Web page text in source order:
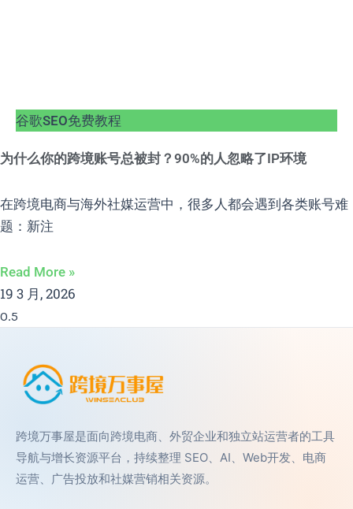
谷歌SEO免费教程
为什么你的跨境账号总被封？90%的人忽略了IP环境
在跨境电商与海外社媒运营中，很多人都会遇到各类账号难
题：新注
Read More »
19 3 月, 2026
跨境万事屋是面向跨境电商、外贸企业和独立站运营者的工具
导航与增长资源平台，持续整理 SEO、AI、Web开发、电商
运营、广告投放和社媒营销相关资源。